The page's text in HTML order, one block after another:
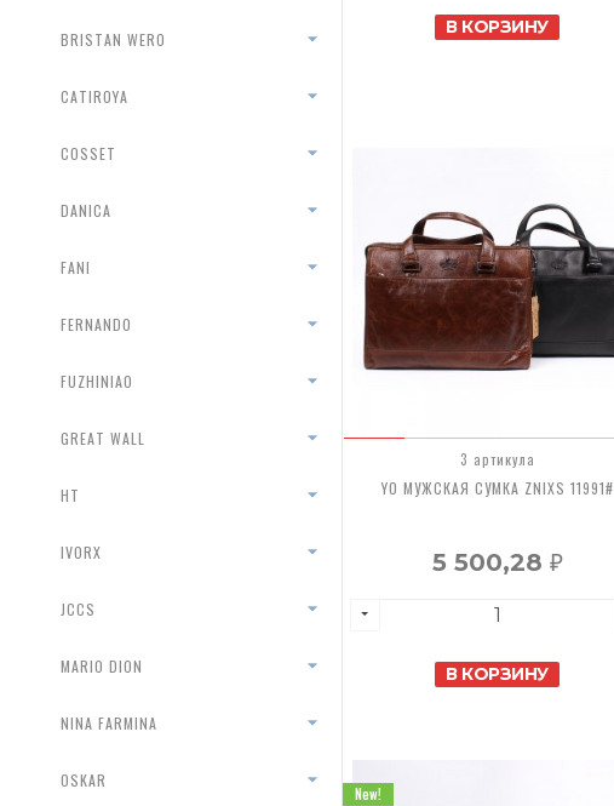
BRISTAN WERO
CATIROYA
COSSET
DANICA
FANI
FERNANDO
FUZHINIAO
GREAT WALL
HT
IVORX
JCCS
MARIO DION
NINA FARMINA
OSKAR
В КОРЗИНУ
3 артикула
YO МУЖСКАЯ СУМКА ZNIXS 11991#
5 500,28 ₽
В КОРЗИНУ
New!